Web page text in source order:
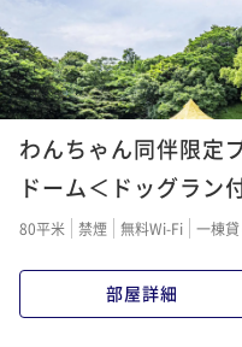
わんちゃん同伴限定
ドーム＜ドッグラン
80平米 禁煙 無料Wi-Fi 一棟貸
部屋詳細